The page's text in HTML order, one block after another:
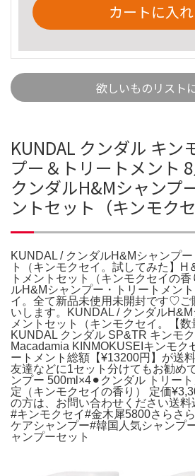
カートに入
欲しいものリスト
KUNDAL クンダル キン
プー＆トリートメント
クンダルH&Mシャンプ
ントセット（キンモク
KUNDAL / クンダルH&Mシャンプ
ト（キンモクセイ。試してみた】H
トメントセット（キンモクセイの
ルH&Mシャンプー・トリートメン
イ。全て新品未使用未開封です♡ご
いします。KUNDAL / クンダル
メントセット（キンモクセイ。【
KUNDAL クンダル SP&TR キンモ
Macadamia KINMOKUSEIキンモク
ートメント総額【¥13200円】が送
友達などに1セット分けてもお勧め
ンプー 500ml×4⚫︎クンダル トリー
定（キンモクセイの香り） 定価
の方は、お問い合わせください送
#キンモクセイ#金木犀5800さらさ
ケアシャンプー#韓国人気シャンプ
ャンプーセット